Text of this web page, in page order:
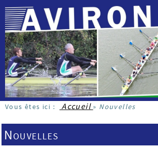
Vous êtes ici : Accueil » Nouvelles
Nouvelles